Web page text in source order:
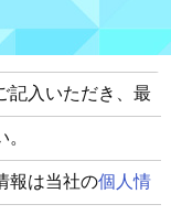
記入いただき、最
報は当社の個人情